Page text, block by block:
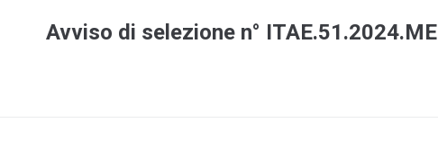
Avviso di selezione n° ITAE.51.2024.ME